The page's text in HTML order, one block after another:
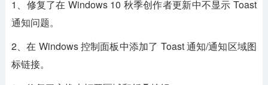
1、修复了在 Windows 10 秋季创作者更新中不显示 Toast
通知问题。
2、在 Windows 控制面板中添加了 Toast 通知/通知区域图
标链接。